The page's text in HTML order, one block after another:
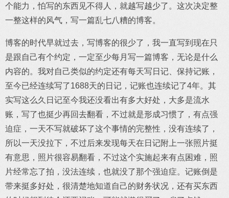
个能力，怕写的东西见不得人，就越写越少了。这次决定整
一整这样的风气，写一篇乱七八糟的博客。
博客的时代早就过去，写博客的很少了，我一直写到现在只
是跟自己有个约定，一定至少每月写一篇博客，无论是什么
内容的。我对自己类似的约定还有每天写日记、保持记账，
至今已经连续写了1688天的日记，记账也连续记了4年。其
实写这么久日记至今我还没看出有多大好处，大多是流水
账，写了也挺少再回去翻看，不过就是形成习惯了，有点强
迫症，一天不写就破坏了这个事情的完整性，没有连续了，
所以一天没拉下，不过后来发现每天在日记附上一张照片挺
有意思，照片很容易翻看，不过这个实施起来有点困难，照
片经常忘了拍，没法连续，也就没了那个强迫症。记账倒是
带来挺多好处，很清楚地知道自己的财务状况，还有买东西